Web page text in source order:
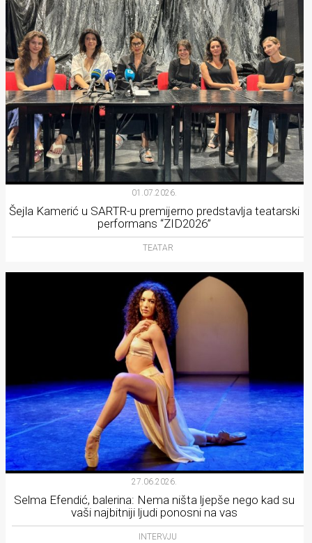
01.07.2026.
Šejla Kamerić u SARTR-u premijerno predstavlja teatarski
performans “ZID2026”
TEATAR
27.06.2026.
Selma Efendić, balerina: Nema ništa ljepše nego kad su
vaši najbitniji ljudi ponosni na vas
INTERVJU